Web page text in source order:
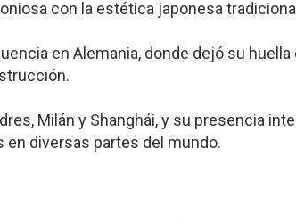
con la estética japonesa
en Alemania, donde dejó su huella
Milán y Shanghái, y su presencia
diversas partes del mundo.